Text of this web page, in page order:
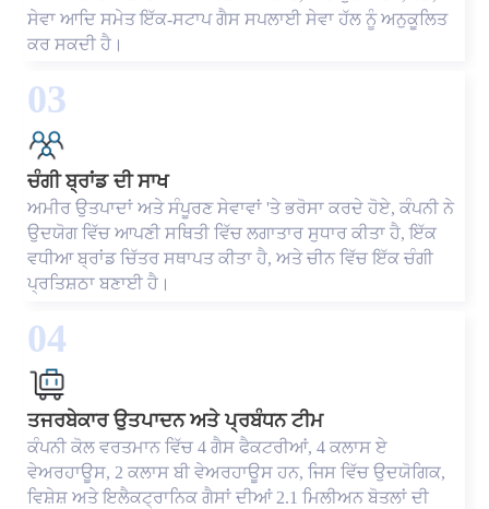
ਸੇਵਾ ਆਦਿ ਸਮੇਤ ਇੱਕ-ਸਟਾਪ ਗੈਸ ਸਪਲਾਈ ਸੇਵਾ ਹੱਲ ਨੂੰ ਅਨੁਕੂਲਿਤ
ਕਰ ਸਕਦੀ ਹੈ।
03
ਚੰਗੀ ਬ੍ਰਾਂਡ ਦੀ ਸਾਖ
ਅਮੀਰ ਉਤਪਾਦਾਂ ਅਤੇ ਸੰਪੂਰਣ ਸੇਵਾਵਾਂ 'ਤੇ ਭਰੋਸਾ ਕਰਦੇ ਹੋਏ, ਕੰਪਨੀ ਨੇ
ਉਦਯੋਗ ਵਿੱਚ ਆਪਣੀ ਸਥਿਤੀ ਵਿੱਚ ਲਗਾਤਾਰ ਸੁਧਾਰ ਕੀਤਾ ਹੈ, ਇੱਕ
ਵਧੀਆ ਬ੍ਰਾਂਡ ਚਿੱਤਰ ਸਥਾਪਤ ਕੀਤਾ ਹੈ, ਅਤੇ ਚੀਨ ਵਿੱਚ ਇੱਕ ਚੰਗੀ
ਪ੍ਰਤਿਸ਼ਠਾ ਬਣਾਈ ਹੈ।
04
ਤਜਰਬੇਕਾਰ ਉਤਪਾਦਨ ਅਤੇ ਪ੍ਰਬੰਧਨ ਟੀਮ
ਕੰਪਨੀ ਕੋਲ ਵਰਤਮਾਨ ਵਿੱਚ 4 ਗੈਸ ਫੈਕਟਰੀਆਂ, 4 ਕਲਾਸ ਏ
ਵੇਅਰਹਾਊਸ, 2 ਕਲਾਸ ਬੀ ਵੇਅਰਹਾਊਸ ਹਨ, ਜਿਸ ਵਿੱਚ ਉਦਯੋਗਿਕ,
ਵਿਸ਼ੇਸ਼ ਅਤੇ ਇਲੈਕਟ੍ਰਾਨਿਕ ਗੈਸਾਂ ਦੀਆਂ 2.1 ਮਿਲੀਅਨ ਬੋਤਲਾਂ ਦੀ